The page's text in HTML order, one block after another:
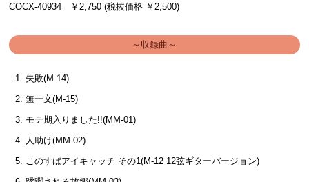
COCX-40934 ￥2,750 (税抜価格 ￥2,500)
～収録曲～
失敗(M-14)
無一文(M-15)
モテ期入りました!!(MM-01)
人助け(MM-02)
このすばアイキャッチ その1(M-12 12弦ギターバージョン)